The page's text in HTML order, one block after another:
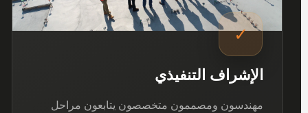
✓
الإشراف التنفيذي
مهندسون ومصممون متخصصون يتابعون مراحل